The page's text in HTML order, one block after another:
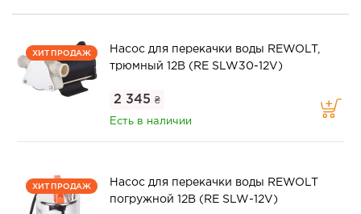
ХИТ ПРОДАЖ
Насос для перекачки воды REWOLT,
трюмный 12В (RE SLW30-12V)
2 345 ₴
Есть в наличии
ХИТ ПРОДАЖ
Насос для перекачки воды REWOLT
погружной 12В (RE SLW-12V)